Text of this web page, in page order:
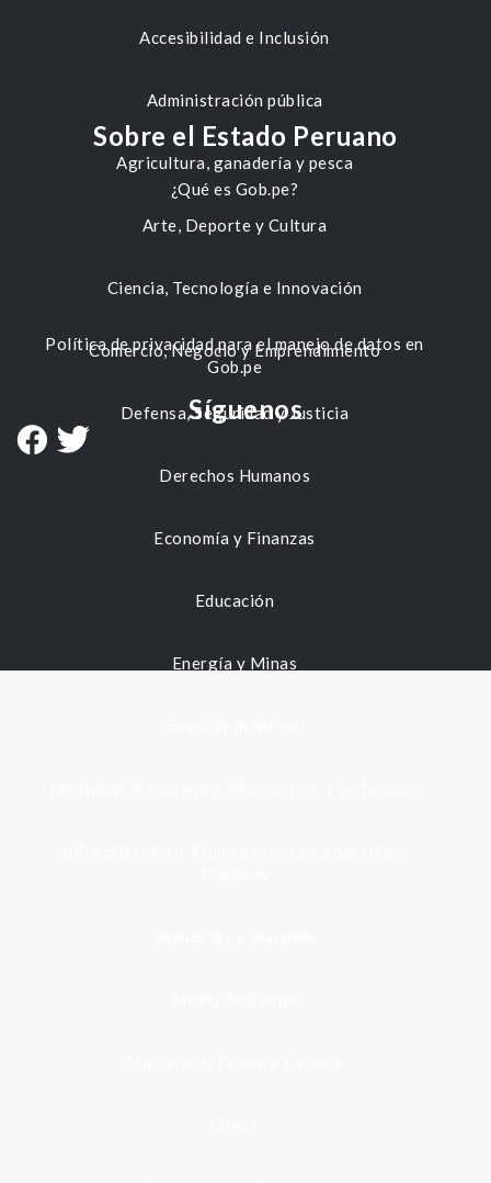
Accesibilidad e Inclusión
Administración pública
Agricultura, ganadería y pesca
Arte, Deporte y Cultura
Ciencia, Tecnología e Innovación
Comercio, Negocio y Emprendimiento
Defensa, Seguridad y Justicia
Derechos Humanos
Economía y Finanzas
Educación
Energía y Minas
Sobre el Estado Peruano
¿Qué es Gob.pe?
Política de privacidad para el manejo de datos en
Gob.pe
Síguenos